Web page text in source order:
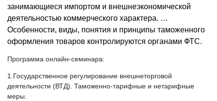
занимающиеся импортом и внешнеэкономической
деятельностью коммерческого характера. …
Особенности, виды, понятия и принципы таможенного
оформления товаров контролируются органами ФТС.
Программа онлайн-семинара:
1.Государственное регулирование внешнеторговой
деятельности (ВТД). Таможенно-тарифные и нетарифные
меры.